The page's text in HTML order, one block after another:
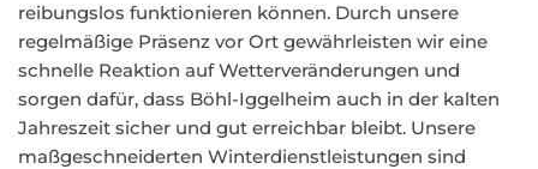
reibungslos funktionieren können. Durch unsere
regelmäßige Präsenz vor Ort gewährleisten wir eine
schnelle Reaktion auf Wetterveränderungen und
sorgen dafür, dass Böhl-Iggelheim auch in der kalten
Jahreszeit sicher und gut erreichbar bleibt. Unsere
maßgeschneiderten Winterdienstleistungen sind